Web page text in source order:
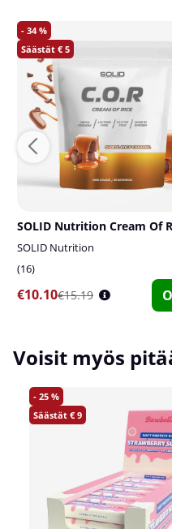
34
5
SOLID Nutrition
16
€10.10€15.19
Voisit myös
25
9